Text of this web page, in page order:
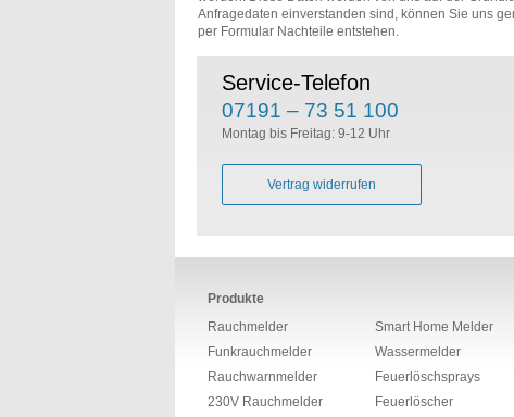
Anfragedaten einverstanden sind, können Sie uns
per Formular Nachteile entstehen.
Service-Telefon
07191 – 73 51 100
Montag bis Freitag: 9-12 Uhr
Vertrag widerrufen
Produkte
Rauchmelder
Funkrauchmelder
Rauchwarnmelder
230V Rauchmelder
Smart Home Melder
Wassermelder
Feuerlöschsprays
Feuerlöscher